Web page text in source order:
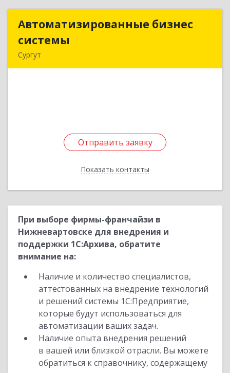
Автоматизированные бизнес
системы
Сургут
Отправить заявку
Показать контакты
Автоматизированные бизнес
Отправить заявку
Назад
При выборе фирмы-франчайзи в
Нижневартовске для внедрения и
поддержки 1С:Архива, обратите
внимание на:
Наличие и количество специалистов,
аттестованных на внедрение технологий
и решений системы 1С:Предприятие,
которые будут использоваться для
автоматизации ваших задач.
Наличие опыта внедрения решений
в вашей или близкой отрасли. Вы можете
обратиться к справочнику, содержащему